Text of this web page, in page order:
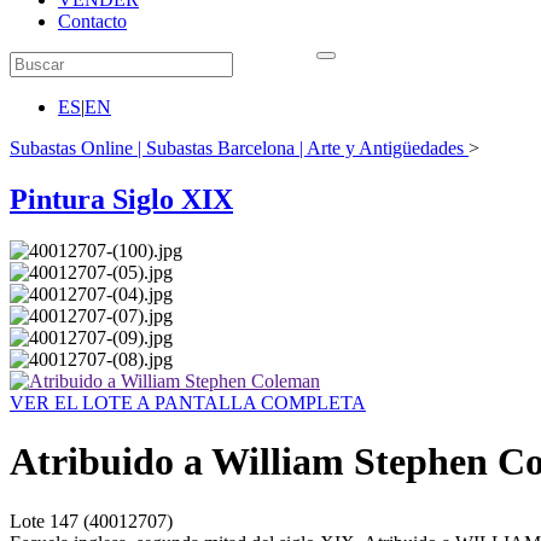
Contacto
ES|EN
Subastas Online | Subastas Barcelona | Arte y Antigüedades >
Pintura Siglo XIX
VER EL LOTE A PANTALLA COMPLETA
Atribuido a William Stephen
Lote 147 (40012707)